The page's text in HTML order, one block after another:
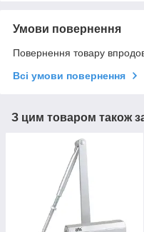
Умови повернення
Повернення товару
Всі умови повернення
З цим товаром також